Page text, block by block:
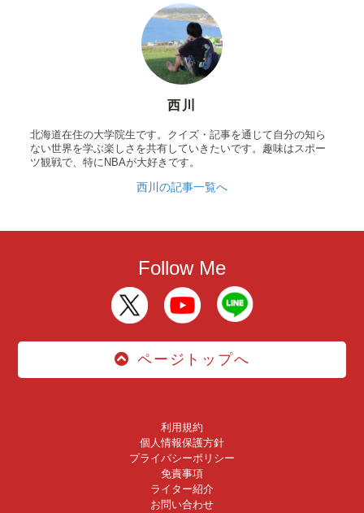
西川
北海道在住の大学院生です。クイズ・記事を通じて自分の知ら
ない世界を学ぶ楽しさを共有していきたいです。趣味はスポー
ツ観戦で、特にNBAが大好きです。
西川の記事一覧へ
Follow Me
ページトップへ
利用規約
個人情報保護方針
プライバシーポリシー
免責事項
ライター紹介
お問い合わせ